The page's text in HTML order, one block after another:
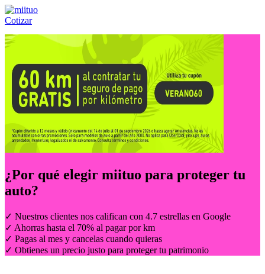
Cotizar
Llámanos al:(55) 84-21-05-00 ó
¿Por qué elegir miituo para proteger tu
auto?
✓ Nuestros clientes nos califican con 4.7 estrellas en Google
✓ Ahorras hasta el 70% al pagar por km
✓ Pagas al mes y cancelas cuando quieras
✓ Obtienes un precio justo para proteger tu patrimonio